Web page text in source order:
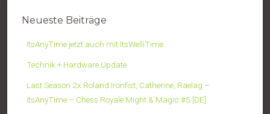
Neueste Beiträge
ItsAnyTime jetzt auch mit ItsWelliTime
Technik + Hardware Update
Last Season 2x Roland Ironfist, Catherine, Raelag –
itsAnyTime – Chess Royale Might & Magic #5 [DE]